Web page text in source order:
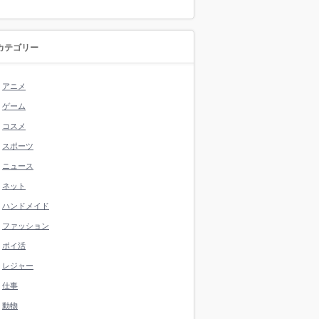
テゴリー
アニメ
ゲーム
コスメ
スポーツ
ニュース
ネット
ハンドメイド
ファッション
ポイ活
レジャー
仕事
動物